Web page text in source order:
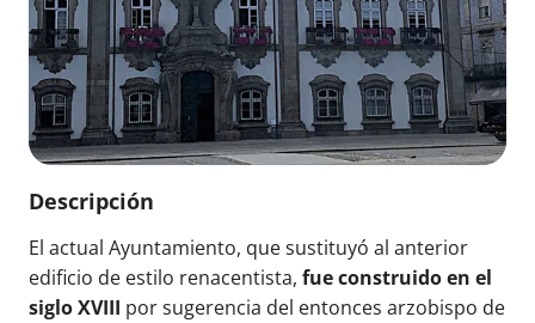
Descripción
El actual Ayuntamiento, que sustituyó al anterior
edificio de estilo renacentista, fue construido en el
siglo XVIII por sugerencia del entonces arzobispo de